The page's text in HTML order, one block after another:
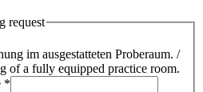
request
im ausgestatteten Proberaum. /
of a fully equipped practice room.
*